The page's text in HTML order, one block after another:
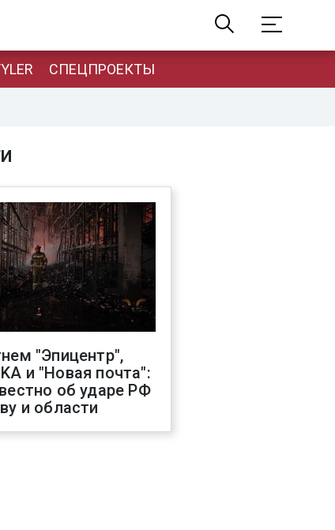
СПЕЦПРОЕКТЫ
"Эпицентр",
и "Новая почта":
об ударе РФ
и области